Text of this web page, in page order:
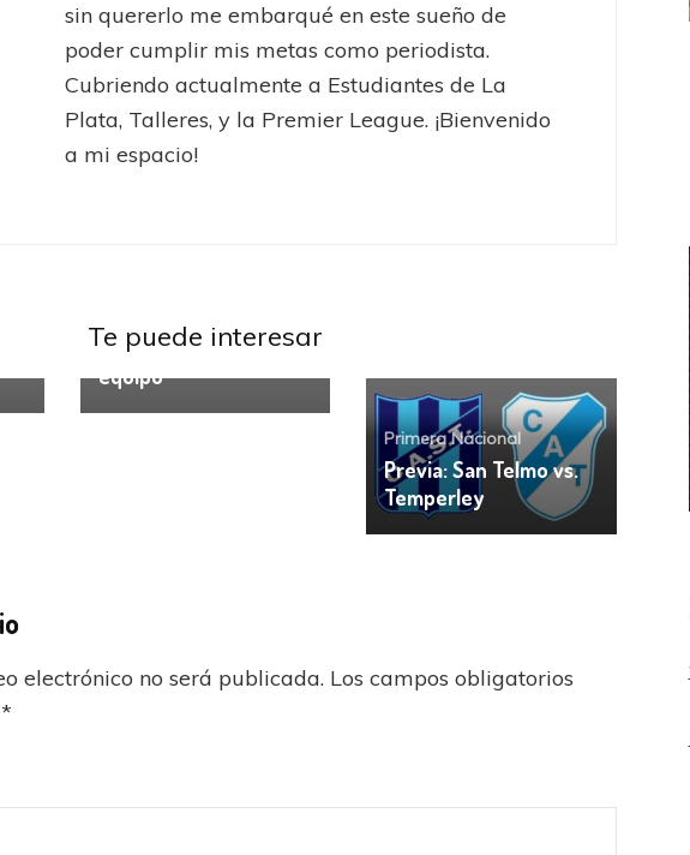
sin quererlo me embarqué en este sueño de
poder cumplir mis metas como periodista.
Cubriendo actualmente a Estudiantes de La
Plata, Talleres, y la Premier League. ¡Bienvenido
a mi espacio!
Te puede interesar
hinchada de Aldosivi
es un plus a favor del
equipo”
Primera Nacional
Previa: San Telmo vs.
Temperley
electrónico no será publicada. Los campos obligatorios
*
FÚTBOL FEMENINO
REGIONAL AMATEUR
jugará ante Estrella del Sur en el
Federal
FÚTBOL FEMENINO
LIGA DE LA COSTA
Las campeonas festejaron ante su gente